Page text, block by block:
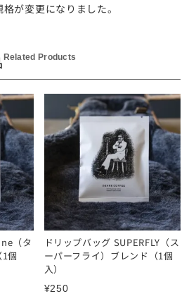
が変更になりました。
Related Products
（タ
個
ドリップバッグ SUPERFLY（ス
ーパーフライ）ブレンド（1個
入）
¥250